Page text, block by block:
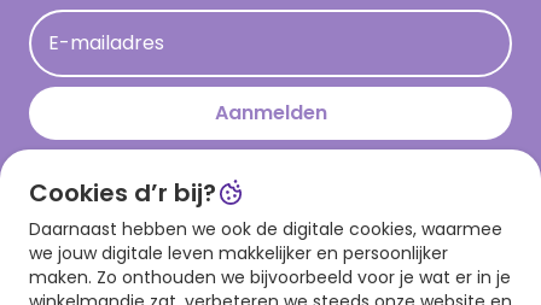
Acties
Persberichten
Hallmark en Kinderpostzegels
E-mailadres
Aanmelden
Download onze app
Cookies d’r bij?
Daarnaast hebben we ook de digitale cookies, waarmee
we jouw digitale leven makkelijker en persoonlijker
maken. Zo onthouden we bijvoorbeeld voor je wat er in je